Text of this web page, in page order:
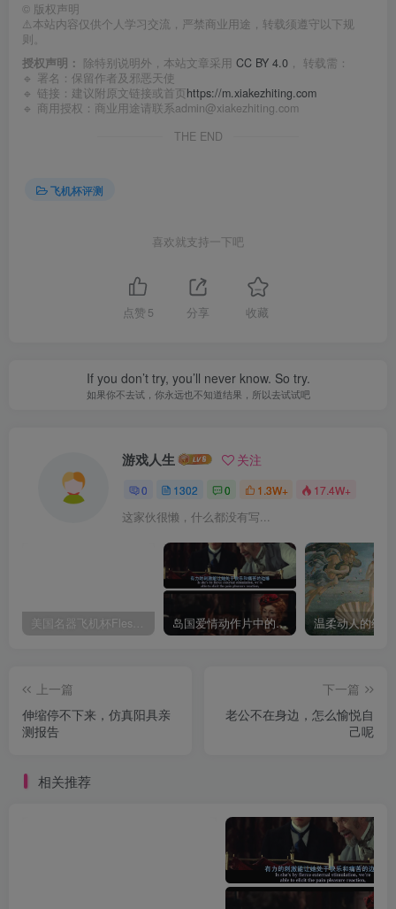
© 版权声明
⚠️本站内容仅供个人学习交流，严禁商业用途，转载须遵守以下规
则。
授权声明： 除特别说明外，本站文章采用 CC BY 4.0 ， 转载需：
🔹 署名：保留作者及 邪恶天使
🔹 链接：建议附原文链接或首页https://m.xiakezhiting.com
🔹 商用授权：商业用途请联系admin@xiakezhiting.com
THE END
飞机杯评测
喜欢就支持一下吧
点赞 5 分享 收藏
If you don’t try, you’ll never know. So try.
如果你不去试，你永远也不知道结果，所以去试试吧
游戏人生 关注
0 1302 0 1.3W+ 17.4W+
这家伙很懒，什么都没有写...
美国名器飞机杯Fleshlight 【Quickshot-Vantage 双头飞机杯】完全评测 岛国爱情动作片中的AV棒到底有多猛？成人用品震动棒的发展史！
上一篇
伸缩停不下来，仿真阳具亲
测报告
下一篇
老公不在身边，怎么愉悦自
己呢
相关推荐